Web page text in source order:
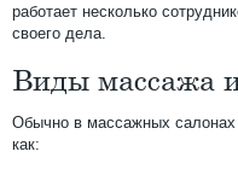
работает несколько
своего дела.
Виды массажа
Обычно в массажных салонах
как: